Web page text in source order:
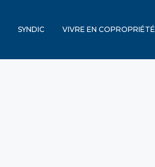
SYNDIC VIVRE EN COPROPRIÉTÉ